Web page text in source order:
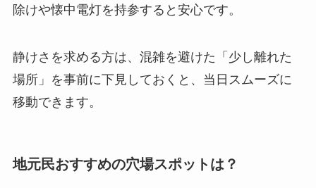
除けや懐中電灯を持参すると安心です。
静けさを求める方は、混雑を避けた「少し離れた
場所」を事前に下見しておくと、当日スムーズに
移動できます。
地元民おすすめの穴場スポットは？